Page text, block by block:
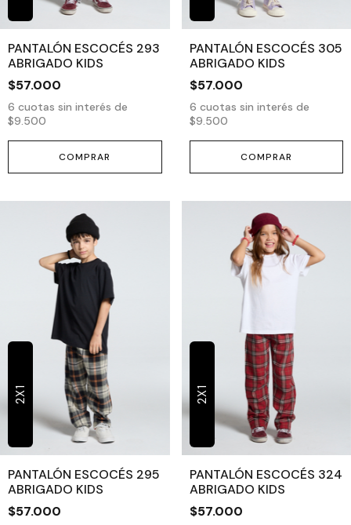
PANTALÓN ESCOCÉS 293
ABRIGADO KIDS
$57.000
6 cuotas sin interés de
$9.500
COMPRAR
PANTALÓN ESCOCÉS 305
ABRIGADO KIDS
$57.000
6 cuotas sin interés de
$9.500
COMPRAR
2X1
PANTALÓN ESCOCÉS 295
ABRIGADO KIDS
$57.000
2X1
PANTALÓN ESCOCÉS 324
ABRIGADO KIDS
$57.000